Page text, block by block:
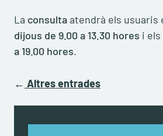
La consulta atendrà els usuaris
dijous de 9.00 a 13.30 hores i els
a 19.00 hores.
← Altres entrades